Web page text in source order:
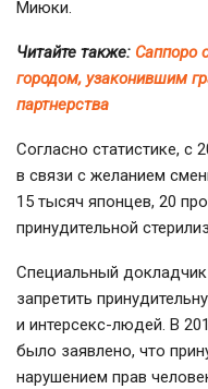
Миюки.
Читайте также: Саппоро
городом, узаконившим
партнерства
Согласно статистике, с
в связи с желанием
15 тысяч японцев, 20
принудительной
Специальный докладчик
запретить
и интерсекс-людей. В
было заявлено, что
нарушением прав